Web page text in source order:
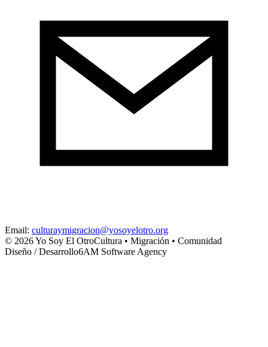
Email: culturaymigracion@yosoyelotro.org
© 2026Yo Soy El OtroCultura • Migración • Comunidad
Diseño / Desarrollo6AM Software Agency